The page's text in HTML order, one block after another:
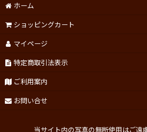
ホーム
ショッピングカート
マイページ
特定商取引法表示
ご利用案内
お問い合せ
当サイト内の写真の無断使用はご遠